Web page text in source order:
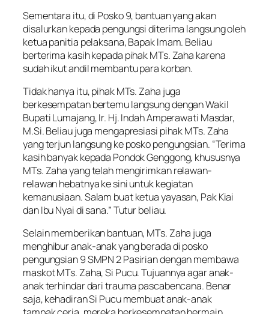
Sementara itu, di Posko 9, bantuan yang akan
disalurkan kepada pengungsi diterima langsung oleh
ketua panitia pelaksana, Bapak Imam. Beliau
berterima kasih kepada pihak MTs. Zaha karena
sudah ikut andil membantu para korban.
Tidak hanya itu, pihak MTs. Zaha juga
berkesempatan bertemu langsung dengan Wakil
Bupati Lumajang, Ir. Hj. Indah Amperawati Masdar,
M.Si. Beliau juga mengapresiasi pihak MTs. Zaha
yang terjun langsung ke posko pengungsian. “Terima
kasih banyak kepada Pondok Genggong, khususnya
MTs. Zaha yang telah mengirimkan relawan-
relawan hebatnya ke sini untuk kegiatan
kemanusiaan. Salam buat ketua yayasan, Pak Kiai
dan Ibu Nyai di sana.” Tutur beliau.
Selain memberikan bantuan, MTs. Zaha juga
menghibur anak-anak yang berada di posko
pengungsian 9 SMPN 2 Pasirian dengan membawa
maskot MTs. Zaha, Si Pucu. Tujuannya agar anak-
anak terhindar dari trauma pascabencana. Benar
saja, kehadiran Si Pucu membuat anak-anak